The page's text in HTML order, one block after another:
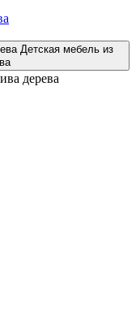
Детская мебель из